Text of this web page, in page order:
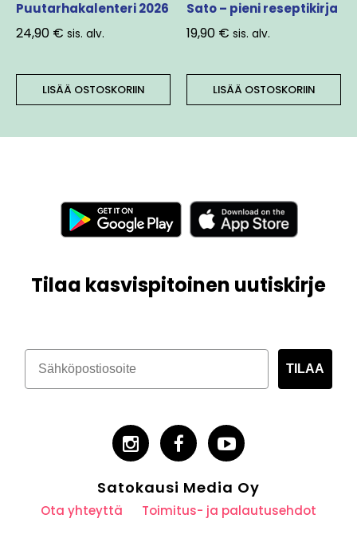
Puutarhakalenteri 2026
24,90 € sis. alv.
LISÄÄ OSTOSKORIIN
Sato – pieni reseptikirja
19,90 € sis. alv.
LISÄÄ OSTOSKORIIN
Tilaa kasvispitoinen uutiskirje
TILAA
Satokausi Media Oy
Ota yhteyttä Toimitus- ja palautusehdot